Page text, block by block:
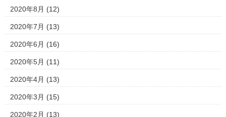
2020年8月 (12)
2020年7月 (13)
2020年6月 (16)
2020年5月 (11)
2020年4月 (13)
2020年3月 (15)
2020年2月 (13)